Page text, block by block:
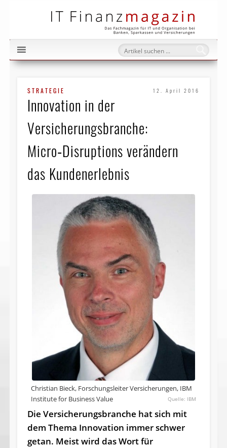
STRATEGIE 12. April 2016
Innovation in der
Versicherungsbranche:
Micro‑Disruptions verändern
das Kundenerlebnis
Christian Bieck, Forschungsleiter Versicherungen, IBM
Institute for Business Value
IBM
Die Versicherungsbranche hat sich mit
dem Thema Innovation immer schwer
getan. Meist wird das Wort für